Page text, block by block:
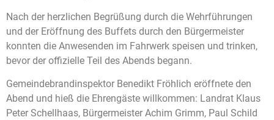
Nach der herzlichen Begrüßung durch die Wehrführungen
und der Eröffnung des Buffets durch den Bürgermeister
konnten die Anwesenden im Fahrwerk speisen und trinken,
bevor der offizielle Teil des Abends begann.
Gemeindebrandinspektor Benedikt Fröhlich eröffnete den
Abend und hieß die Ehrengäste willkommen: Landrat Klaus
Peter Schellhaas, Bürgermeister Achim Grimm, Paul Schild